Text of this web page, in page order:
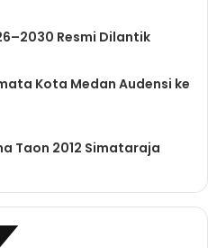
Resmi Dilantik
Kota Medan Audensi ke
Taon 2012 Simataraja